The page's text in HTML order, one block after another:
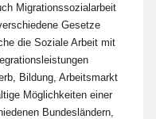
Migrationssozialarbeit
Gesetze
die Soziale Arbeit mit
Bildung, Arbeitsmarkt
Möglichkeiten einer
Bundesländern,